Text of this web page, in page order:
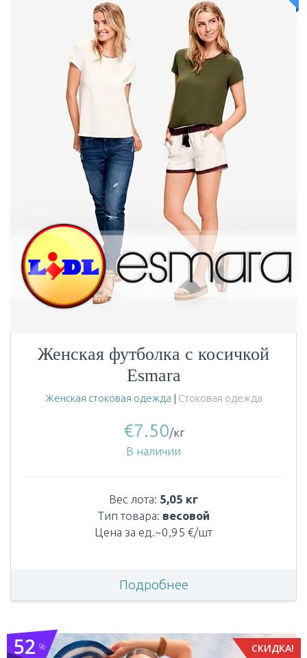
Женская футболка с косичкой
Esmara
Женская стоковая одежда | Стоковая одежда
€7.50/кг
В наличии
Вес лота: 5,05 кг
Тип товара: весовой
Цена за ед.~0,95 €/шт
Подробнее
СКИДКА!
%
52